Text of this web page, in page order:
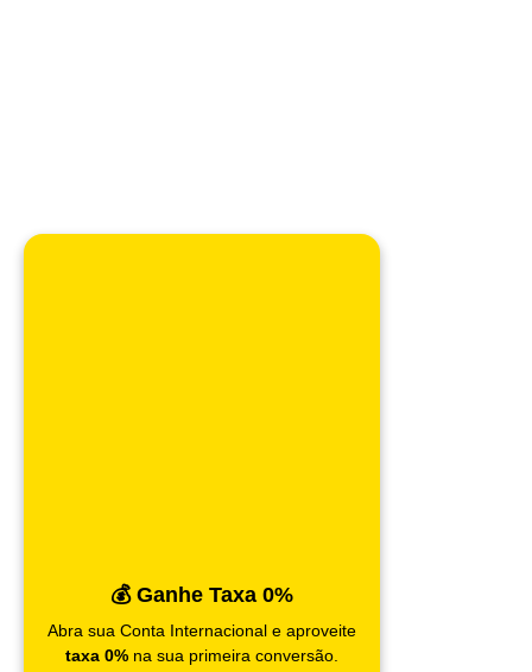
💰 Ganhe Taxa 0%
Abra sua Conta Internacional e aproveite
taxa 0% na sua primeira conversão.